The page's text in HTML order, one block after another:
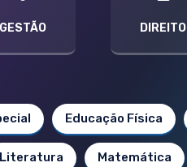
GESTÃO DIREITO
Educação Física
Literatura Matemática